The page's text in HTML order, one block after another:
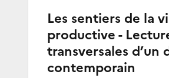
Les sentiers de la
productive -
transversales d’un
contemporain